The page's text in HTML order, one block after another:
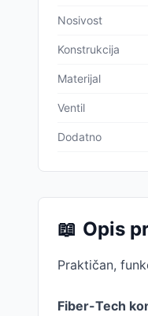
Nosivost
Konstrukcija
Materijal
Ventil
Dodatno
📖 Opis
Praktičan,
Fiber-Tech